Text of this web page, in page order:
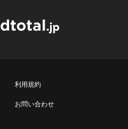
利用規約
お問い合わせ